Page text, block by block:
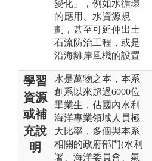
變化」，例如水循環
的應用、水資源規
劃，甚至可延伸出土
石流防治工程，或是
沿海離岸風機的設置
學習
資源
或補
充說
明
水是萬物之本，本系
創系以來超過6000位
畢業生，佔國內水利
海洋專業領域人員極
大比率，多個與本系
相關的政府部門(水利
署、海洋委員會、氣